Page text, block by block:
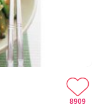
8909